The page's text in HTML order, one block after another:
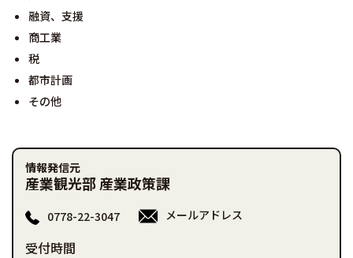
融資、支援
商工業
税
都市計画
その他
情報発信元
産業観光部 産業政策課
0778-22-3047 メールアドレス
受付時間